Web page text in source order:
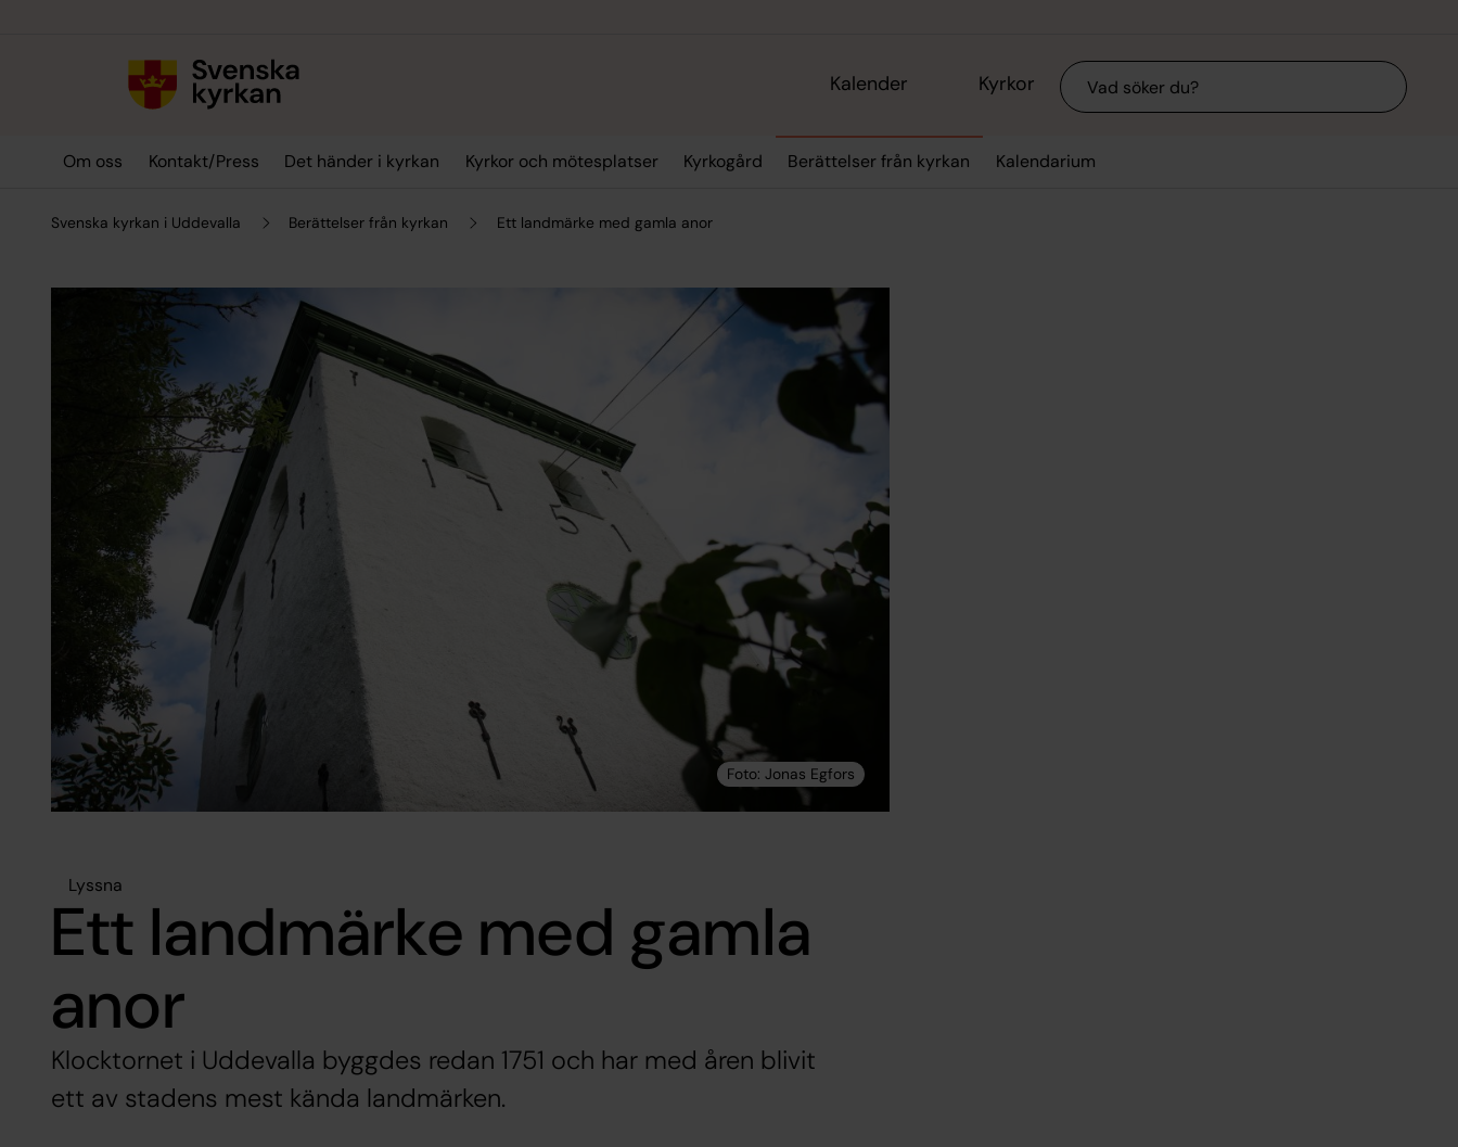
Kalender Kyrkor Sök
Om oss Kontakt/Press Det händer i kyrkan Kyrkor och mötesplatser Kyrkogård Berättelser från kyrkan Kalendarium
Svenska kyrkan i Uddevalla Berättelser från kyrkan Ett landmärke med gamla anor
Lyssna
Ett landmärke med gamla
anor
Klocktornet i Uddevalla byggdes redan 1751 och har med åren blivit
ett av stadens mest kända landmärken.